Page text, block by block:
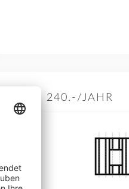
240.-/JAHR